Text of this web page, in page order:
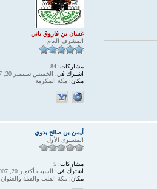
غسان بن فاروق باتي
المشرف العام
مشاركات:
اشترك في: الخميس سبتمبر 20, 2007 7:57 pm
مكان: مكة المكرمة
أيمن بن صالح بدوي
المستوى الأول
مشاركات:
اشترك في: السبت أكتوبر 20, 2007 10:15 pm
مكان: مكة القلب والقبلة والعنوان